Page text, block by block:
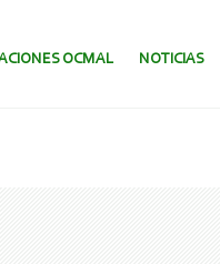
OCMAL NOTICIAS